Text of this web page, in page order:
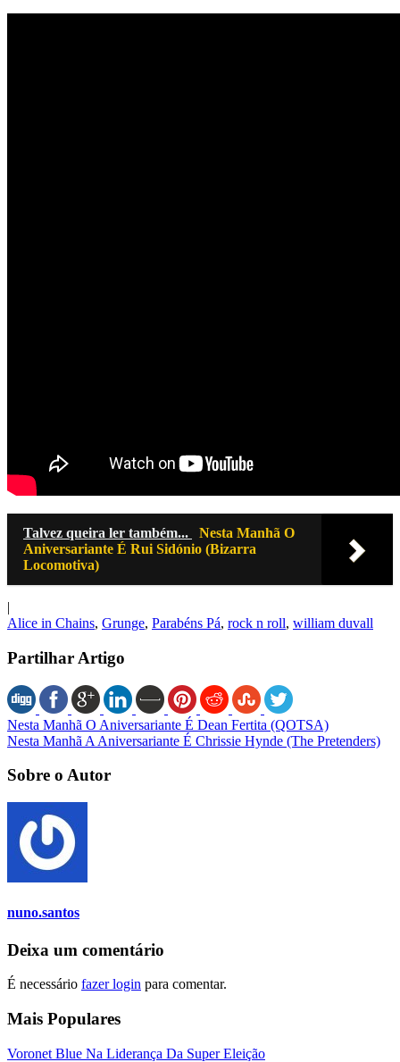
Talvez queira ler também...
Nesta Manhã O
Aniversariante É Rui Sidónio (Bizarra
Locomotiva)
|
Alice in Chains, Grunge, Parabéns Pá, rock n roll, william duvall
Partilhar Artigo
Nesta Manhã O Aniversariante É Dean Fertita (QOTSA)
Nesta Manhã A Aniversariante É Chrissie Hynde (The Pretenders)
Sobre o Autor
nuno.santos
Deixa um comentário
É necessário fazer login para comentar.
Mais Populares
Voronet Blue Na Liderança Da Super Eleição